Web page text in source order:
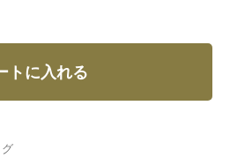
トに入れる